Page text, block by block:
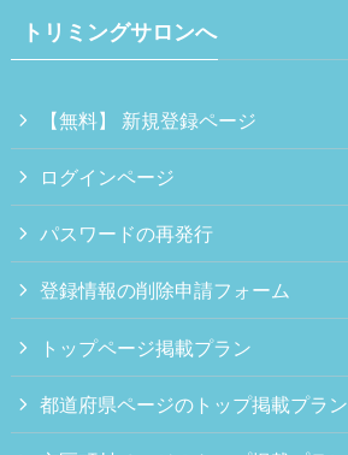
トリミングサロンへ
【無料】 新規登録ページ
ログインページ
パスワードの再発行
登録情報の削除申請フォーム
トップページ掲載プラン
都道府県ページのトップ掲載プラン